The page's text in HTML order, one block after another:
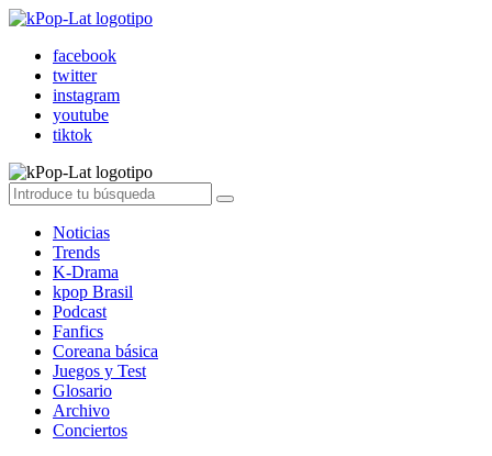
facebook
twitter
instagram
youtube
tiktok
Noticias
Trends
K-Drama
kpop Brasil
Podcast
Fanfics
Coreana básica
Juegos y Test
Glosario
Archivo
Conciertos